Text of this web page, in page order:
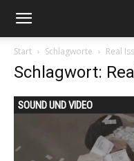
Start Schlagworte Real
Schlagwort:
SOUND UND VIDEO